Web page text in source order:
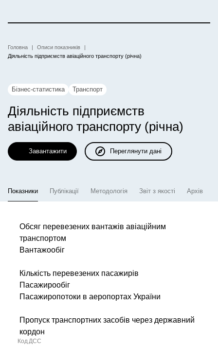
основного
Рядок
Головна
Описи показників
Діяльність підприємств авіаційного транспорту (річна)
Бізнес-статистика Транспорт
Діяльність підприємств
авіаційного транспорту (річна)
Завантажити Переглянути дані
Показники
(активна вкладка)
Публікації Методологія Звіт з якості Архів
Обсяг перевезених вантажів авіаційним
транспортом
Вантажообіг
Кількість перевезених пасажирів
Пасажирообіг
Пасажиропотоки в аеропортах України
Пропуск транспортних засобів через державний
кордон
Код ДСС